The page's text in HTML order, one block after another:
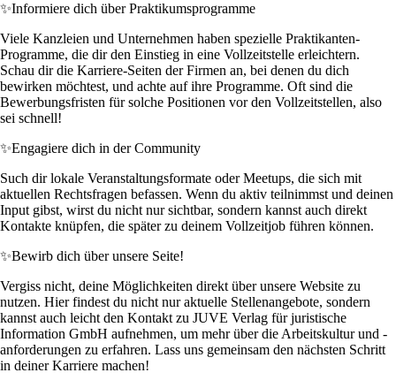
✨Informiere dich über Praktikumsprogramme
Viele Kanzleien und Unternehmen haben spezielle Praktikanten-
Programme, die dir den Einstieg in eine Vollzeitstelle erleichtern.
Schau dir die Karriere-Seiten der Firmen an, bei denen du dich
bewirken möchtest, und achte auf ihre Programme. Oft sind die
Bewerbungsfristen für solche Positionen vor den Vollzeitstellen, also
sei schnell!
✨Engagiere dich in der Community
Such dir lokale Veranstaltungsformate oder Meetups, die sich mit
aktuellen Rechtsfragen befassen. Wenn du aktiv teilnimmst und deinen
Input gibst, wirst du nicht nur sichtbar, sondern kannst auch direkt
Kontakte knüpfen, die später zu deinem Vollzeitjob führen können.
✨Bewirb dich über unsere Seite!
Vergiss nicht, deine Möglichkeiten direkt über unsere Website zu
nutzen. Hier findest du nicht nur aktuelle Stellenangebote, sondern
kannst auch leicht den Kontakt zu JUVE Verlag für juristische
Information GmbH aufnehmen, um mehr über die Arbeitskultur und -
anforderungen zu erfahren. Lass uns gemeinsam den nächsten Schritt
in deiner Karriere machen!